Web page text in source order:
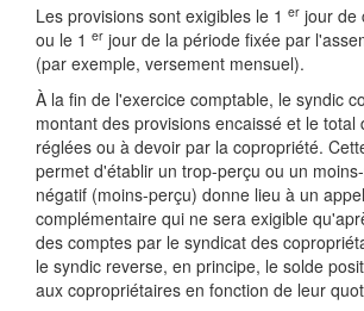
Les provisions sont exigibles le 1 er jour de
ou le 1 er jour de la période fixée par
(par exemple, versement mensuel).
À la fin de l'exercice comptable, le syndic
montant des provisions encaissé et le total
réglées ou à devoir par la copropriété.
permet d'établir un trop-perçu ou un
négatif (moins-perçu) donne lieu à un
complémentaire qui ne sera exigible
des comptes par le syndicat des
le syndic reverse, en principe, le solde
aux copropriétaires en fonction de leur